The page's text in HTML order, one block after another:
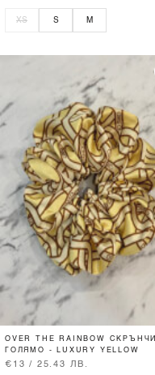
XS S M
OVER THE RAINBOW СКРЪНЧИ
ГОЛЯМО - LUXURY YELLOW
€13 / 25.43 ЛВ.